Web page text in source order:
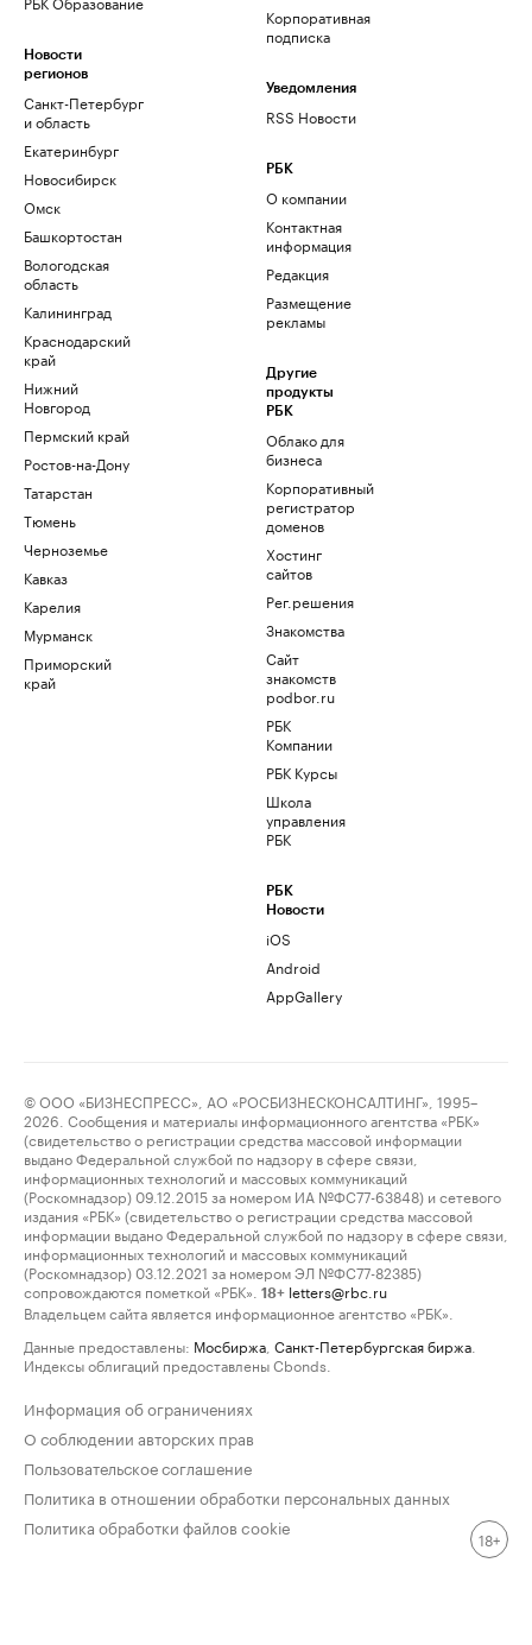
Новости
регионов
Санкт-Петербург
и область
Екатеринбург
Новосибирск
Омск
Башкортостан
Вологодская
область
Калининград
Краснодарский
край
Нижний
Новгород
Пермский край
Ростов-на-Дону
Татарстан
Тюмень
Черноземье
Кавказ
Карелия
Мурманск
Приморский
край
Корпоративная
подписка
Уведомления
RSS Новости
РБК
О компании
Контактная
информация
Редакция
Размещение
рекламы
Другие
продукты
РБК
Облако для
бизнеса
Корпоративный
регистратор
доменов
Хостинг
сайтов
Рег.решения
Знакомства
Сайт
знакомств
podbor.ru
РБК
Компании
РБК Курсы
Школа
управления
РБК
РБК
Новости
iOS
Android
AppGallery
© ООО «БИЗНЕСПРЕСС», АО «РОСБИЗНЕСКОНСАЛТИНГ», 1995–
2026. Сообщения и материалы информационного агентства «РБК»
(свидетельство о регистрации средства массовой информации
выдано Федеральной службой по надзору в сфере связи,
информационных технологий и массовых коммуникаций
(Роскомнадзор) 09.12.2015 за номером ИА №ФС77-63848) и сетевого
издания «РБК» (свидетельство о регистрации средства массовой
информации выдано Федеральной службой по надзору в сфере связи,
информационных технологий и массовых коммуникаций
(Роскомнадзор) 03.12.2021 за номером ЭЛ №ФС77-82385)
сопровождаются пометкой «РБК».
18+ letters@rbc.ru
Владельцем сайта является информационное агентство «РБК».
Данные предоставлены: Мосбиржа Санкт-Петербургская биржа
Индексы облигаций предоставлены Cbonds.
Информация об ограничениях
О соблюдении авторских прав
Пользовательское соглашение
Политика в отношении обработки персональных данных
Политика обработки файлов cookie
18+